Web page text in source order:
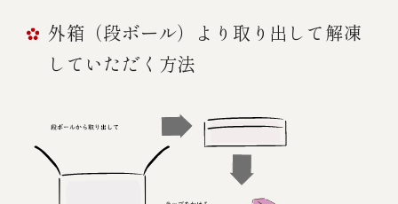
外箱（段ボール）より取り出して解凍
していただく方法